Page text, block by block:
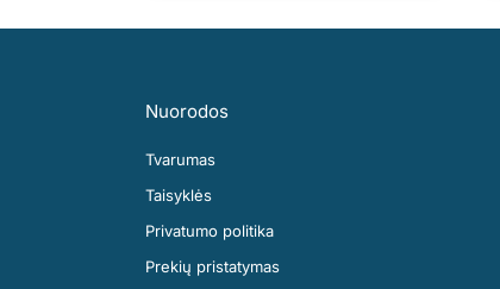
Nuorodos
Tvarumas
Taisyklės
Privatumo politika
Prekių pristatymas